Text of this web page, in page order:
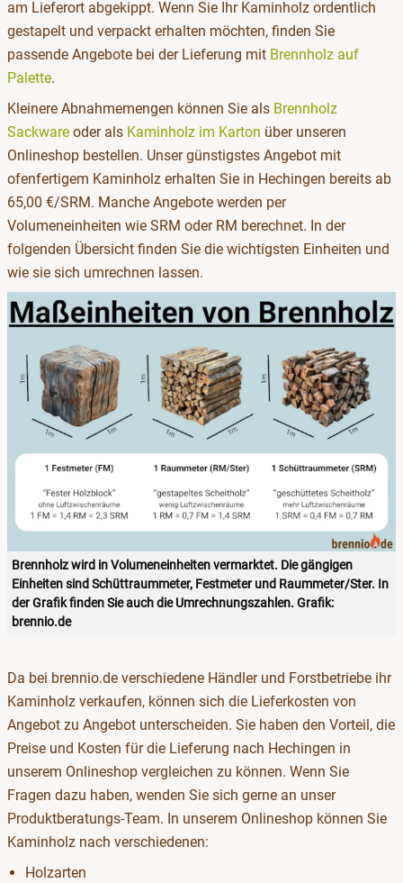
am Lieferort abgekippt. Wenn Sie Ihr Kaminholz ordentlich
gestapelt und verpackt erhalten möchten, finden Sie
passende Angebote bei der Lieferung mit Brennholz auf
Palette.
Kleinere Abnahmemengen können Sie als Brennholz
Sackware oder als Kaminholz im Karton über unseren
Onlineshop bestellen. Unser günstigstes Angebot mit
ofenfertigem Kaminholz erhalten Sie in Hechingen bereits ab
65,00 €/SRM. Manche Angebote werden per
Volumeneinheiten wie SRM oder RM berechnet. In der
folgenden Übersicht finden Sie die wichtigsten Einheiten und
wie sie sich umrechnen lassen.
Brennholz wird in Volumeneinheiten vermarktet. Die gängigen
Einheiten sind Schüttraummeter, Festmeter und Raummeter/Ster. In
der Grafik finden Sie auch die Umrechnungszahlen. Grafik:
brennio.de
Da bei brennio.de verschiedene Händler und Forstbetriebe ihr
Kaminholz verkaufen, können sich die Lieferkosten von
Angebot zu Angebot unterscheiden. Sie haben den Vorteil, die
Preise und Kosten für die Lieferung nach Hechingen in
unserem Onlineshop vergleichen zu können. Wenn Sie
Fragen dazu haben, wenden Sie sich gerne an unser
Produktberatungs-Team. In unserem Onlineshop können Sie
Kaminholz nach verschiedenen:
Holzarten